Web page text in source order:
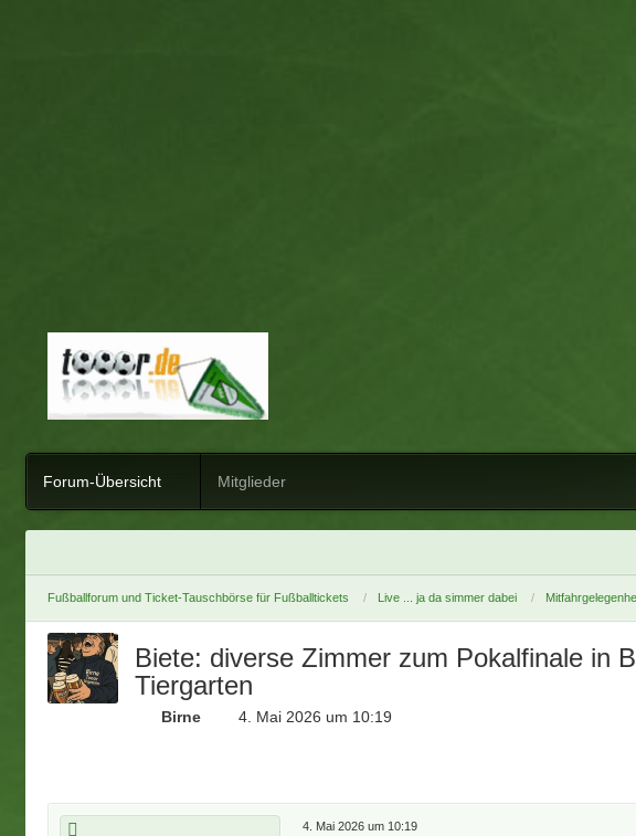
Forum-Übersicht Mitglieder
Fußballforum und Ticket-Tauschbörse für Fußballtickets Live ... ja da simmer dabei
Biete: diverse Zimmer zum Pokalfinale in
Tiergarten
Birne 4. Mai 2026 um 10:19
4. Mai 2026 um 10:19